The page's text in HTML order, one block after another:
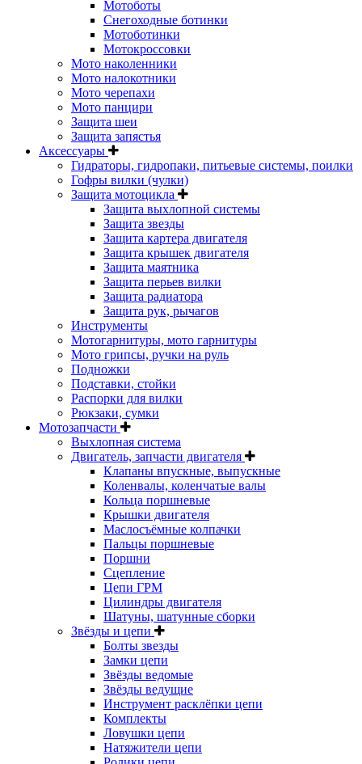
Мотоботы
Снегоходные ботинки
Мотоботинки
Мотокроссовки
Мото наколенники
Мото налокотники
Мото черепахи
Мото панцири
Защита шеи
Защита запястья
Аксессуары
Гидраторы, гидропаки, питьевые системы, поилки
Гофры вилки (чулки)
Защита мотоцикла
Защита выхлопной системы
Защита звезды
Защита картера двигателя
Защита крышек двигателя
Защита маятника
Защита перьев вилки
Защита радиатора
Защита рук, рычагов
Инструменты
Мотогарнитуры, мото гарнитуры
Мото грипсы, ручки на руль
Подножки
Подставки, стойки
Распорки для вилки
Рюкзаки, сумки
Мотозапчасти
Выхлопная система
Двигатель, запчасти двигателя
Клапаны впускные, выпускные
Коленвалы, коленчатые валы
Кольца поршневые
Крышки двигателя
Маслосъёмные колпачки
Пальцы поршневые
Поршни
Сцепление
Цепи ГРМ
Цилиндры двигателя
Шатуны, шатунные сборки
Звёзды и цепи
Болты звезды
Замки цепи
Звёзды ведомые
Звёзды ведущие
Инструмент расклёпки цепи
Комплекты
Ловушки цепи
Натяжители цепи